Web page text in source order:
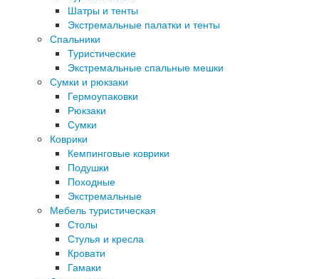
Шатры и тенты
Экстремальные палатки и тенты
Спальники
Туристические
Экстремальные спальные мешки
Сумки и рюкзаки
Гермоупаковки
Рюкзаки
Сумки
Коврики
Кемпинговые коврики
Подушки
Походные
Экстремальные
Мебель туристическая
Столы
Стулья и кресла
Кровати
Гамаки